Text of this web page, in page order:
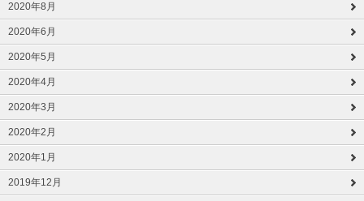
2020年8月
2020年6月
2020年5月
2020年4月
2020年3月
2020年2月
2020年1月
2019年12月